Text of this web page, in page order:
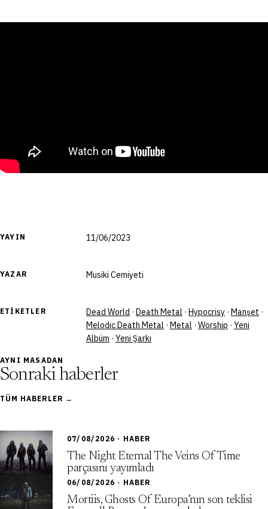
YAYIN 11/06/2023
YAZAR Musiki Cemiyeti
ETIKETLER Dead World · Death Metal · Hypocrisy · Manşet ·
Melodic Death Metal · Metal · Worship · Yeni
Albüm · Yeni Şarkı
AYNI MASADAN
Sonraki haberler
TÜM HABERLER →
07/08/2026 · HABER
The Night Eternal The Veins Of Time
parçasını yayımladı
06/08/2026 · HABER
Mortiis, Ghosts Of Europa’nın son teklisi